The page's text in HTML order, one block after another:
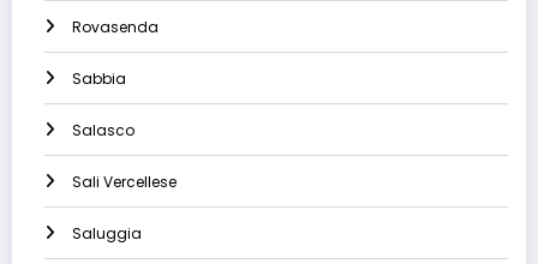
Rovasenda
Sabbia
Salasco
Sali Vercellese
Saluggia